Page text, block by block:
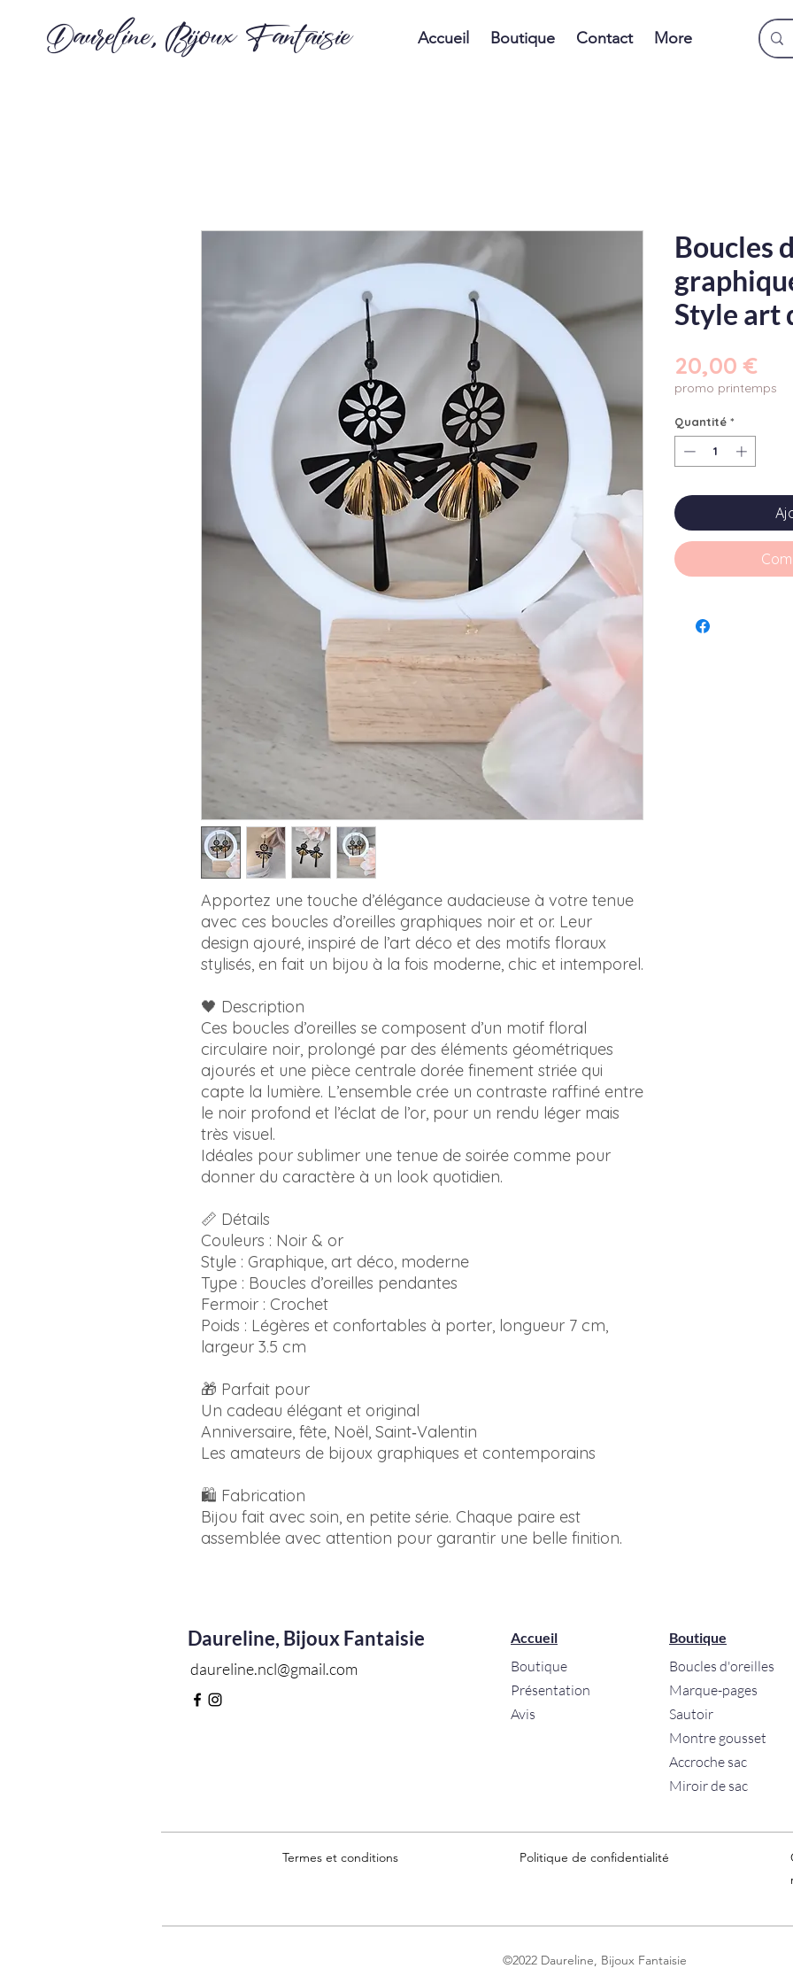
Daureline, Bijoux Fantaisie Accueil Boutique Contact More
Apportez une touche d’élégance audacieuse à votre tenue
avec ces boucles d’oreilles graphiques noir et or. Leur
design ajouré, inspiré de l’art déco et des motifs floraux
stylisés, en fait un bijou à la fois moderne, chic et intemporel.
🖤 Description
Ces boucles d’oreilles se composent d’un motif floral
circulaire noir, prolongé par des éléments géométriques
ajourés et une pièce centrale dorée finement striée qui
capte la lumière. L’ensemble crée un contraste raffiné entre
le noir profond et l’éclat de l’or, pour un rendu léger mais
très visuel.
Idéales pour sublimer une tenue de soirée comme pour
donner du caractère à un look quotidien.
📏 Détails
Couleurs : Noir & or
Style : Graphique, art déco, moderne
Type : Boucles d’oreilles pendantes
Fermoir : Crochet
Poids : Légères et confortables à porter, longueur 7 cm,
largeur 3.5 cm
🎁 Parfait pour
Un cadeau élégant et original
Anniversaire, fête, Noël, Saint‑Valentin
Les amateurs de bijoux graphiques et contemporains
🛍️ Fabrication
Bijou fait avec soin, en petite série. Chaque paire est
assemblée avec attention pour garantir une belle finition.
Boucles
Style art
20,00 €Prix
promo printemps
Quantité *
Daureline, Bijoux Fantaisie
daureline.ncl@gmail.com
Accueil
Boutique
Présentation
Avis
Boutique
Boucles d'oreilles
Marque-pages
Sautoir
Montre gousset
Accroche sac
Miroir de sac
Termes et conditions Politique de confidentialité
©2022 Daureline, Bijoux Fantaisie